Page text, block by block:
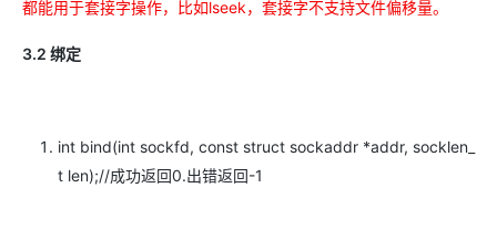
都能用于套接字操作，比如lseek，套接字不支持文件偏移量。
3.2 绑定
int bind(int sockfd, const struct sockaddr *addr, socklen_
t len);//成功返回0.出错返回-1